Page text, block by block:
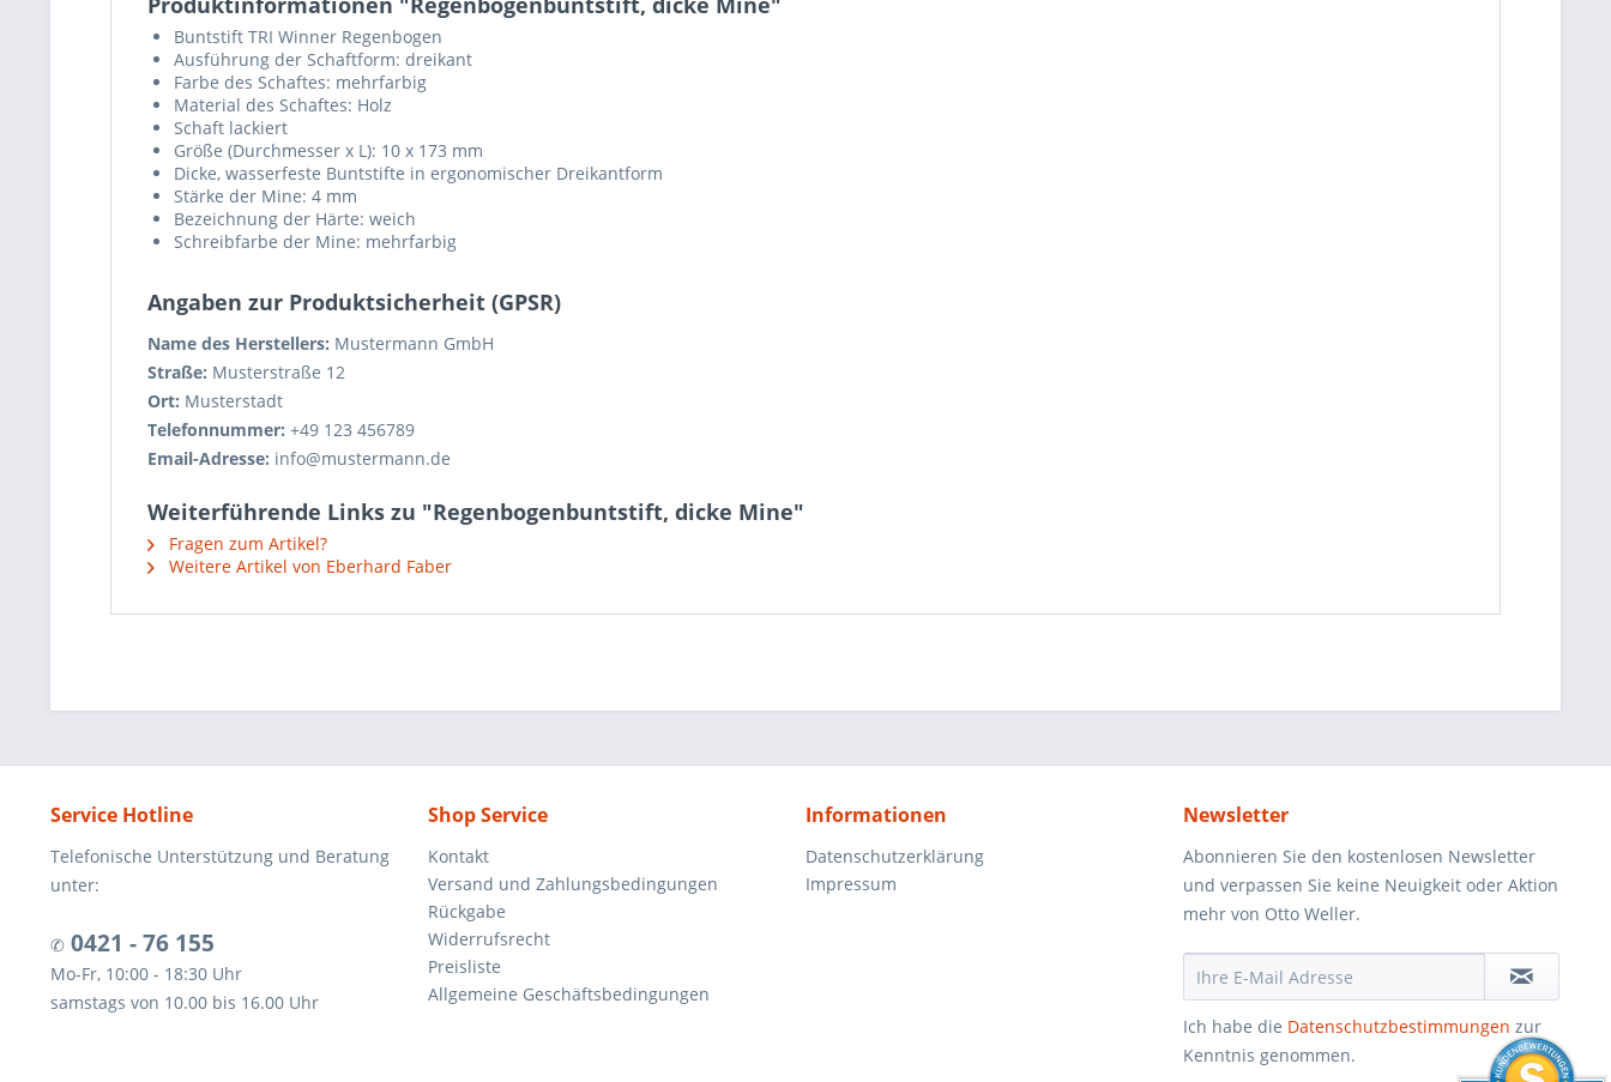
Buntstift TRI Winner Regenbogen
Ausführung der Schaftform: dreikant
Farbe des Schaftes: mehrfarbig
Material des Schaftes: Holz
Schaft lackiert
Größe (Durchmesser x L): 10 x 173 mm
Dicke, wasserfeste Buntstifte in ergonomischer Dreikantform
Stärke der Mine: 4 mm
Bezeichnung der Härte: weich
Schreibfarbe der Mine: mehrfarbig
Angaben zur Produktsicherheit (GPSR)
Name des Herstellers: Mustermann GmbH
Straße: Musterstraße 12
Ort: Musterstadt
Telefonnummer: +49 123 456789
Email-Adresse: info@mustermann.de
Weiterführende Links zu "Regenbogenbuntstift, dicke Mine"
Fragen zum Artikel?
Weitere Artikel von Eberhard Faber
Service Hotline
Telefonische Unterstützung und Beratung
unter:
✆ 0421 - 76 155
Mo-Fr, 10:00 - 18:30 Uhr
samstags von 10.00 bis 16.00 Uhr
Shop Service
Kontakt
Versand und Zahlungsbedingungen
Rückgabe
Widerrufsrecht
Preisliste
Allgemeine Geschäftsbedingungen
Informationen
Datenschutzerklärung
Impressum
Newsletter
Abonnieren Sie den kostenlosen Newsletter
und verpassen Sie keine Neuigkeit oder Aktion
mehr von Otto Weller.
Ich habe die Datenschutzbestimmungen zur
Kenntnis genommen.